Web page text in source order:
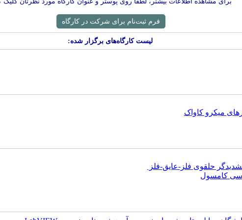
فرم ثبت‌نام برای شرکت در کارگاه
لیست کارگاه‌های برگزار شده:
میکرو کاواک
حلقوی فلز-عایق-فلز
کامسول